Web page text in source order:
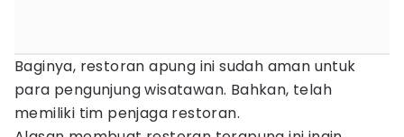
Baginya, restoran apung ini sudah aman untuk
para pengunjung wisatawan. Bahkan, telah
memiliki tim penjaga restoran.